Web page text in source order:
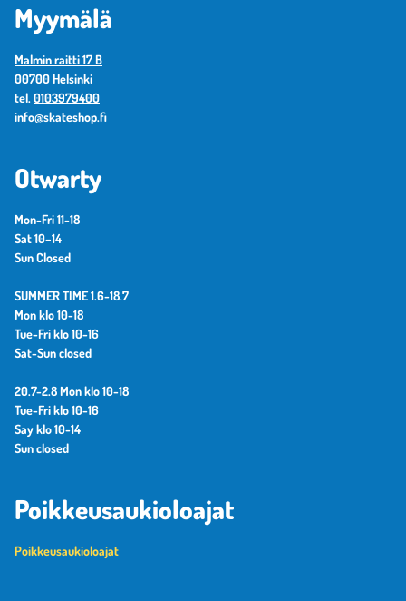
Myymälä
Malmin raitti 17 B
00700 Helsinki
tel. 0103979400
info@skateshop.fi
Otwarty
Mon-Fri 11-18
Sat 10–14
Sun Closed
SUMMER TIME 1.6-18.7
Mon klo 10-18
Tue-Fri klo 10-16
Sat-Sun closed
20.7-2.8 Mon klo 10-18
Tue-Fri klo 10-16
Say klo 10-14
Sun closed
Poikkeusaukioloajat
Poikkeusaukioloajat